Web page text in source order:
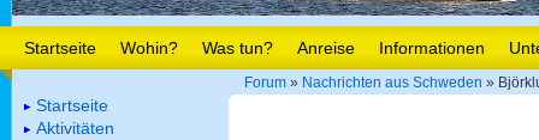
Startseite Wohin? Was tun? Anreise Informationen
Forum » Nachrichten aus Schweden »
Startseite
Aktivitäten